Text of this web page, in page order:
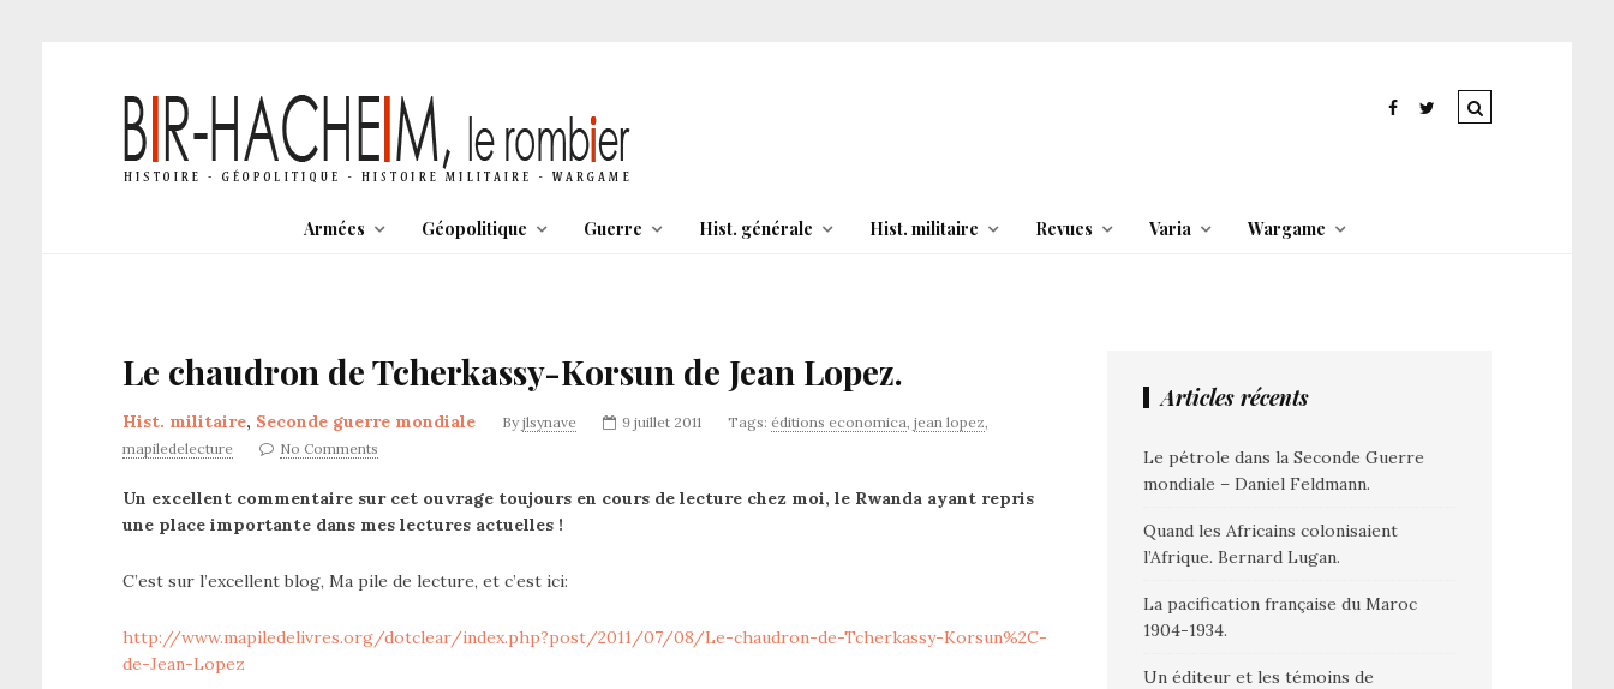
Armées Géopolitique Guerre Hist. générale Hist. militaire Revues Varia Wargame
Le chaudron de Tcherkassy-Korsun de Jean Lopez.
Hist. militaire, Seconde guerre mondiale By jlsynave 9 juillet 2011 Tags: éditions economica, jean lopez,
mapiledelecture
No Comments
Un excellent commentaire sur cet ouvrage toujours en cours de lecture chez moi, le Rwanda ayant repris
une place importante dans mes lectures actuelles !
C’est sur l’excellent blog, Ma pile de lecture, et c’est ici:
http://www.mapiledelivres.org/dotclear/index.php?post/2011/07/08/Le-chaudron-de-Tcherkassy-Korsun%2C-
de-Jean-Lopez
Articles récents
Le pétrole dans la Seconde Guerre
mondiale – Daniel Feldmann.
Quand les Africains colonisaient
l’Afrique. Bernard Lugan.
La pacification française du Maroc
1904-1934.
Un éditeur et les témoins de